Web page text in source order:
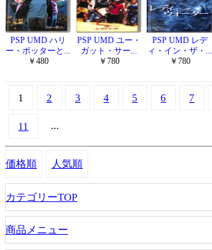
PSP UMD ハリ
ー・ポッターと...
￥480
PSP UMD ユー・
ガット・サー...
￥780
PSP UMD レデ
ィ・イン・ザ・...
￥780
1 2 3 4 5 6 7
11 ...
価格順 人気順
カテゴリーTOP
商品メニュー